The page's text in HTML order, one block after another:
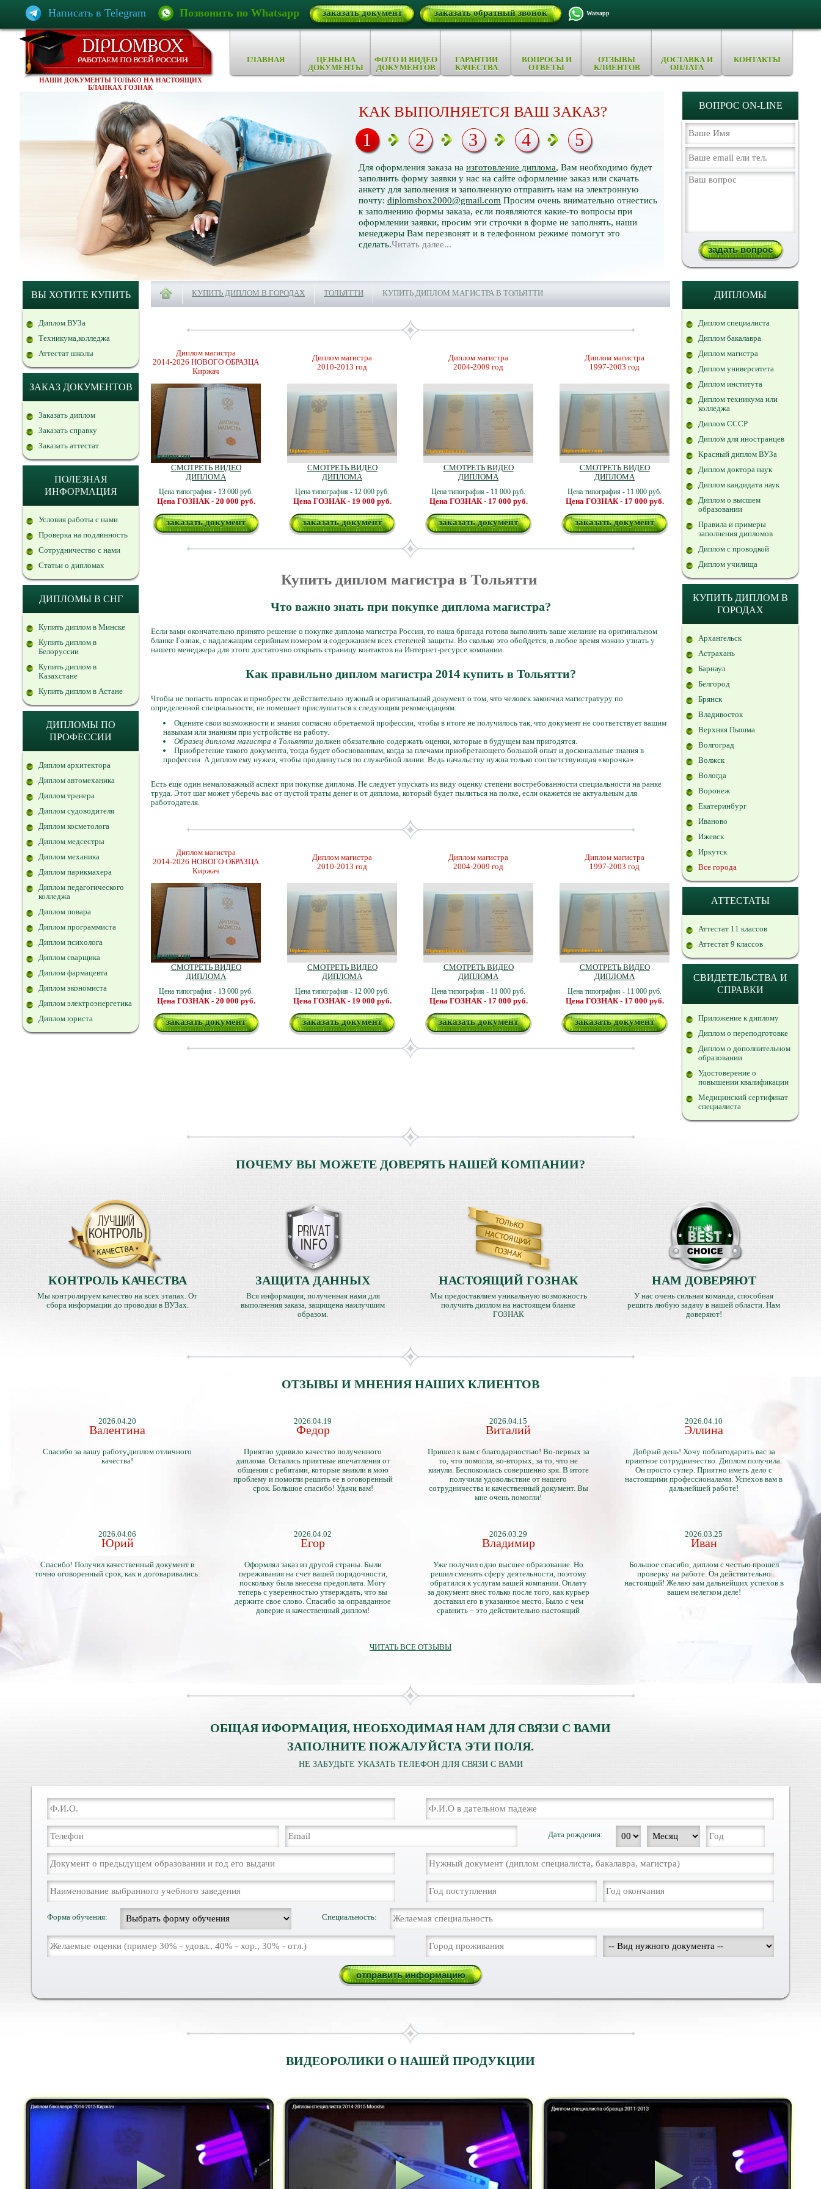
Написать в Telegram Позвонить по Whatsapp заказать документ заказать обратный звонок Watsapp
НАШИ ДОКУМЕНТЫ ТОЛЬКО НА НАСТОЯЩИХ
БЛАНКАХ ГОЗНАК
ГЛАВНАЯ
ЦЕНЫ НА
ДОКУМЕНТЫ
ФОТО И ВИДЕО
ДОКУМЕНТОВ
ГАРАНТИИ
КАЧЕСТВА
ВОПРОСЫ И
ОТВЕТЫ
ОТЗЫВЫ
КЛИЕНТОВ
ДОСТАВКА И
ОПЛАТА
КОНТАКТЫ
КАК ВЫПОЛНЯЕТСЯ ВАШ ЗАКАЗ?
Для оформления заказа на изготовление диплома, Вам необходимо будет
заполнить форму заявки у нас на сайте оформление заказ или скачать
анкету для заполнения и заполненную отправить нам на электронную
почту: diplomsbox2000@gmail.com Просим очень внимательно отнестись
к заполнению формы заказа, если появляются какие-то вопросы при
оформлении заявки, просим эти строчки в форме не заполнять, наши
менеджеры Вам перезвонят и в телефонном режиме помогут это
сделать.Читать далее...
1 2 3 4 5
ВОПРОС ON-LINE
ВЫ ХОТИТЕ КУПИТЬ
Диплом ВУЗа
Техникума,колледжа
Аттестат школы
ЗАКАЗ ДОКУМЕНТОВ
Заказать диплом
Заказать справку
Заказать аттестат
ПОЛЕЗНАЯ
ИНФОРМАЦИЯ
Условия работы с нами
Проверка на подлинность
Сотрудничество с нами
Статьи о дипломах
ДИПЛОМЫ В СНГ
Купить диплом в Минске
Купить диплом в
Белоруссии
Купить диплом в
Казахстане
Купить диплом в Астане
ДИПЛОМЫ ПО
ПРОФЕССИИ
Диплом архитектора
Диплом автомеханика
Диплом тренера
Диплом судоводителя
Диплом косметолога
Диплом медсестры
Диплом механика
Диплом парикмахера
Диплом педагогического
колледжа
Диплом повара
Диплом программиста
Диплом психолога
Диплом сварщика
Диплом фармацевта
Диплом экономиста
Диплом электроэнергетика
Диплом юриста
КУПИТЬ ДИПЛОМ В ГОРОДАХ ТОЛЬЯТТИ КУПИТЬ ДИПЛОМ МАГИСТРА В ТОЛЬЯТТИ
Диплом магистра
2014-2026 НОВОГО ОБРАЗЦА
Киржач
СМОТРЕТЬ ВИДЕО
ДИПЛОМА
Цена типография - 13 000 руб.
Цена ГОЗНАК - 20 000 руб.
заказать документ
Диплом магистра
2010-2013 год
СМОТРЕТЬ ВИДЕО
ДИПЛОМА
Цена типография - 12 000 руб.
Цена ГОЗНАК - 19 000 руб.
заказать документ
Диплом магистра
2004-2009 год
СМОТРЕТЬ ВИДЕО
ДИПЛОМА
Цена типография - 11 000 руб.
Цена ГОЗНАК - 17 000 руб.
заказать документ
Диплом магистра
1997-2003 год
СМОТРЕТЬ ВИДЕО
ДИПЛОМА
Цена типография - 11 000 руб.
Цена ГОЗНАК - 17 000 руб.
заказать документ
Купить диплом магистра в Тольятти
Что важно знать при покупке диплома магистра?
Если вами окончательно принято решение о покупке диплома магистра России, то наша бригада готова выполнить ваше желание на оригинальном
бланке Гознак, с надлежащим серийным номером и содержанием всех степеней защиты. Во сколько это обойдется, в любое время можно узнать у
нашего менеджера для этого достаточно открыть страницу контактов на Интернет-ресурсе компании.
Как правильно диплом магистра 2014 купить в Тольятти?
Чтобы не попасть впросак и приобрести действительно нужный и оригинальный документ о том, что человек закончил магистратуру по
определенной специальности, не помешает прислушаться к следующим рекомендациям:
Оцените свои возможности и знания согласно обретаемой профессии, чтобы в итоге не получилось так, что документ не соответствует вашим
навыкам или знаниям при устройстве на работу.
Образец диплома магистра в Тольятти должен обязательно содержать оценки, которые в будущем вам пригодятся.
Приобретение такого документа, тогда будет обоснованным, когда за плечами приобретающего большой опыт и доскональные знания в
профессии. А диплом ему нужен, чтобы продвинуться по служебной линии. Ведь начальству нужна только соответствующая «корочка».
Есть еще один немаловажный аспект при покупке диплома. Не следует упускать из виду оценку степени востребованности специальности на ранке
труда. Этот шаг может уберечь вас от пустой траты денег и от диплома, который будет пылиться на полке, если окажется не актуальным для
работодателя.
Диплом магистра
2014-2026 НОВОГО ОБРАЗЦА
Киржач
СМОТРЕТЬ ВИДЕО
ДИПЛОМА
Цена типография - 13 000 руб.
Цена ГОЗНАК - 20 000 руб.
заказать документ
Диплом магистра
2010-2013 год
СМОТРЕТЬ ВИДЕО
ДИПЛОМА
Цена типография - 12 000 руб.
Цена ГОЗНАК - 19 000 руб.
заказать документ
Диплом магистра
2004-2009 год
СМОТРЕТЬ ВИДЕО
ДИПЛОМА
Цена типография - 11 000 руб.
Цена ГОЗНАК - 17 000 руб.
заказать документ
Диплом магистра
1997-2003 год
СМОТРЕТЬ ВИДЕО
ДИПЛОМА
Цена типография - 11 000 руб.
Цена ГОЗНАК - 17 000 руб.
заказать документ
ДИПЛОМЫ
Диплом специалиста
Диплом бакалавра
Диплом магистра
Диплом университета
Диплом института
Диплом техникума или
колледжа
Диплом СССР
Диплом для иностранцев
Красный диплом ВУЗа
Диплом доктора наук
Диплом кандидата наук
Диплом о высшем
образовании
Правила и примеры
заполнения дипломов
Диплом с проводкой
Диплом училища
КУПИТЬ ДИПЛОМ В
ГОРОДАХ
Архангельск
Астрахань
Барнаул
Белгород
Брянск
Владивосток
Верхняя Пышма
Волгоград
Волжск
Вологда
Воронеж
Екатеринбург
Иваново
Ижевск
Иркутск
Все города
АТТЕСТАТЫ
Аттестат 11 классов
Аттестат 9 классов
СВИДЕТЕЛЬСТВА И
СПРАВКИ
Приложение к диплому
Диплом о переподготовке
Диплом о дополнительном
образовании
Удостоверение о
повышении квалификации
Медицинский сертификат
специалиста
ПОЧЕМУ ВЫ МОЖЕТЕ ДОВЕРЯТЬ НАШЕЙ КОМПАНИИ?
КОНТРОЛЬ КАЧЕСТВА
Мы контролируем качество на всех этапах. От
сбора информации до проводки в ВУЗах.
ЗАЩИТА ДАННЫХ
Вся информация, полученная нами для
выполнения заказа, защищена наилучшим
образом.
НАСТОЯЩИЙ ГОЗНАК
Мы предоставляем уникальную возможность
получить диплом на настоящем бланке
ГОЗНАК
НАМ ДОВЕРЯЮТ
У нас очень сильная команда, способная
решить любую задачу в нашей области. Нам
доверяют!
ОТЗЫВЫ И МНЕНИЯ НАШИХ КЛИЕНТОВ
2026.04.20
Валентина
Спасибо за вашу работу,диплом отличного
качества!
2026.04.19
Федор
Приятно удивило качество полученного
диплома. Остались приятные впечатления от
общения с ребятами, которые вникли в мою
проблему и помогли решить ее в оговоренный
срок. Большое спасибо! Удачи вам!
2026.04.15
Виталий
Пришел к вам с благодарностью! Во-первых за
то, что помогли, во-вторых, за то, что не
кинули. Беспокоилась совершенно зря. В итоге
получила удовольствие от нашего
сотрудничества и качественный документ. Вы
мне очень помогли!
2026.04.10
Эллина
Добрый день! Хочу поблагодарить вас за
приятное сотрудничество. Диплом получила.
Он просто супер. Приятно иметь дело с
настоящими профессионалами. Успехов вам в
дальнейшей работе!
2026.04.06
Юрий
Спасибо! Получил качественный документ в
точно оговоренный срок, как и договаривались.
2026.04.02
Егор
Оформлял заказ из другой страны. Были
переживания на счет вашей порядочности,
поскольку была внесена предоплата. Могу
теперь с уверенностью утверждать, что вы
держите свое слово. Спасибо за оправданное
доверие и качественный диплом!
2026.03.29
Владимир
Уже получил одно высшее образование. Но
решил сменить сферу деятельности, поэтому
обратился к услугам вашей компании. Оплату
за документ внес только после того, как курьер
доставил его в указанное место. Было с чем
сравнить – это действительно настоящий
2026.03.25
Иван
Большое спасибо, диплом с честью прошел
проверку на работе. Он действительно
настоящий! Желаю вам дальнейших успехов в
вашем нелегком деле!
ЧИТАТЬ ВСЕ ОТЗЫВЫ
ОБЩАЯ ИФОРМАЦИЯ, НЕОБХОДИМАЯ НАМ ДЛЯ СВЯЗИ С ВАМИ
ЗАПОЛНИТЕ ПОЖАЛУЙСТА ЭТИ ПОЛЯ.
НЕ ЗАБУДЬТЕ УКАЗАТЬ ТЕЛЕФОН ДЛЯ СВЯЗИ С ВАМИ
Дата рождения:
Форма обучения: Специальность:
ВИДЕОРОЛИКИ О НАШЕЙ ПРОДУКЦИИ